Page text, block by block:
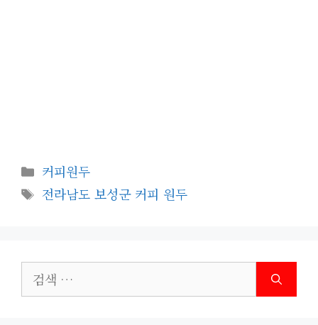
카
테
고
커피원두
태
전라남도 보성군 커피 원두
색: